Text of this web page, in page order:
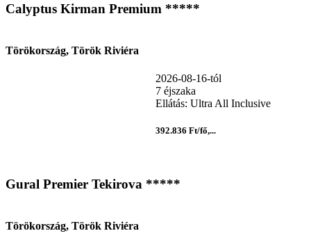
Calyptus Kirman Premium *****
Törökország, Török Riviéra
2026-08-16-tól
7 éjszaka
Ellátás: Ultra All Inclusive
392.836 Ft/fő,...
Gural Premier Tekirova *****
Törökország, Török Riviéra